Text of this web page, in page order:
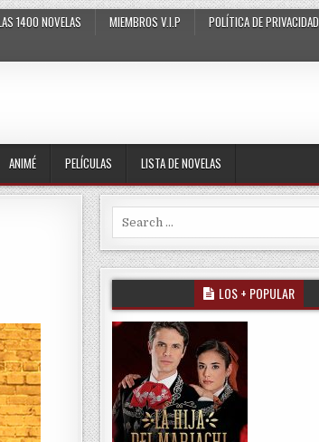
1400 NOVELAS MIEMBROS V.I.P
POLÍTICA DE PRIVACIDAD
ANIMÉ PELÍCULAS LISTA DE NOVELAS
Search for:
LOS + POPULAR